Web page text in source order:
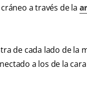
a través de la
de cada lado de la
a los de la